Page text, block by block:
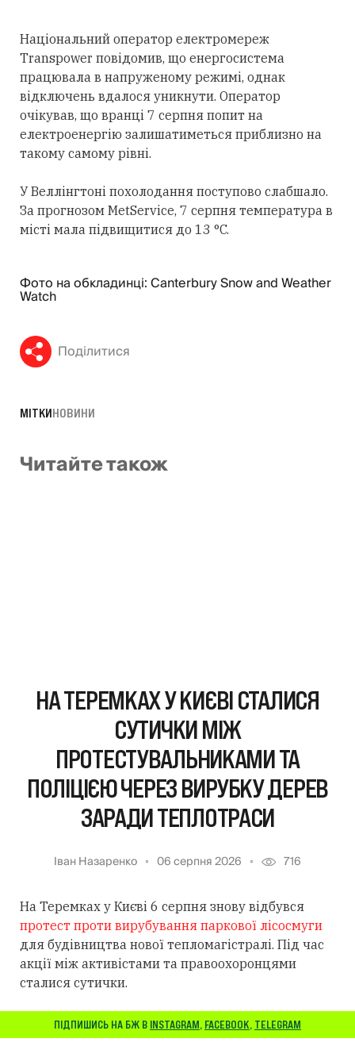
Національний оператор електромереж
Transpower повідомив, що енергосистема
працювала в напруженому режимі, однак
відключень вдалося уникнути. Оператор
очікував, що вранці 7 серпня попит на
електроенергію залишатиметься приблизно на
такому самому рівні.
У Веллінгтоні похолодання поступово слабшало.
За прогнозом MetService, 7 серпня температура в
місті мала підвищитися до 13 °C.
Фото на обкладинці: Canterbury Snow and Weather
Watch
Поділитися
МІТКИНОВИНИ
Читайте також
НА ТЕРЕМКАХ У КИЄВІ СТАЛИСЯ
СУТИЧКИ МІЖ
ПРОТЕСТУВАЛЬНИКАМИ ТА
ПОЛІЦІЄЮ ЧЕРЕЗ ВИРУБКУ ДЕРЕВ
ЗАРАДИ ТЕПЛОТРАСИ
Іван Назаренко 06 серпня 2026 716
На Теремках у Києві 6 серпня знову відбувся
протест проти вирубування паркової лісосмуги
для будівництва нової тепломагістралі. Під час
акції між активістами та правоохоронцями
сталися сутички.
ПІДПИШИСЬ НА БЖ В INSTAGRAM, FACEBOOK, TELEGRAM